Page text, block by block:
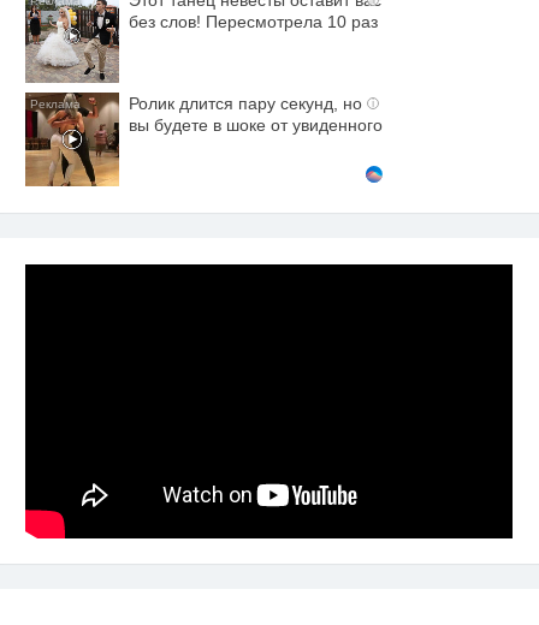
без слов! Пересмотрела 10 раз
i
Ролик длится пару секунд, но
вы будете в шоке от увиденного